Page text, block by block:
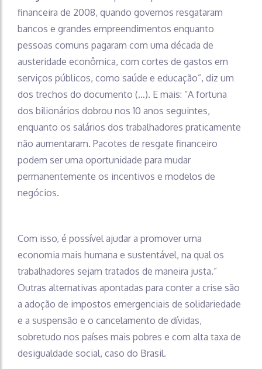
financeira de 2008, quando governos resgataram
bancos e grandes empreendimentos enquanto
pessoas comuns pagaram com uma década de
austeridade econômica, com cortes de gastos em
serviços públicos, como saúde e educação”, diz um
dos trechos do documento (…). E mais: “A fortuna
dos bilionários dobrou nos 10 anos seguintes,
enquanto os salários dos trabalhadores praticamente
não aumentaram. Pacotes de resgate financeiro
podem ser uma oportunidade para mudar
permanentemente os incentivos e modelos de
negócios.
Com isso, é possível ajudar a promover uma
economia mais humana e sustentável, na qual os
trabalhadores sejam tratados de maneira justa.”
Outras alternativas apontadas para conter a crise são
a adoção de impostos emergenciais de solidariedade
e a suspensão e o cancelamento de dívidas,
sobretudo nos países mais pobres e com alta taxa de
desigualdade social, caso do Brasil.